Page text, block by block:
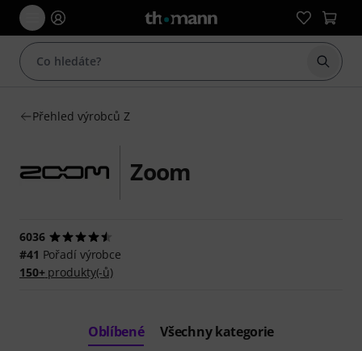
Začít
Přehled výrobců Z
Zoom
6036
#41 Pořadí výrobce
150+produkty(-ů)
Oblíbené Všechny kategorie